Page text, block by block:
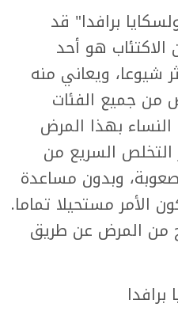
برافدا" قد
هو أحد
شيوعا، ويعاني منه
شخص من جميع الفئات
بهذا المرض
السريع من
وبدون مساعدة
الأمر مستحيلا تماما.
من المرض عن طريق